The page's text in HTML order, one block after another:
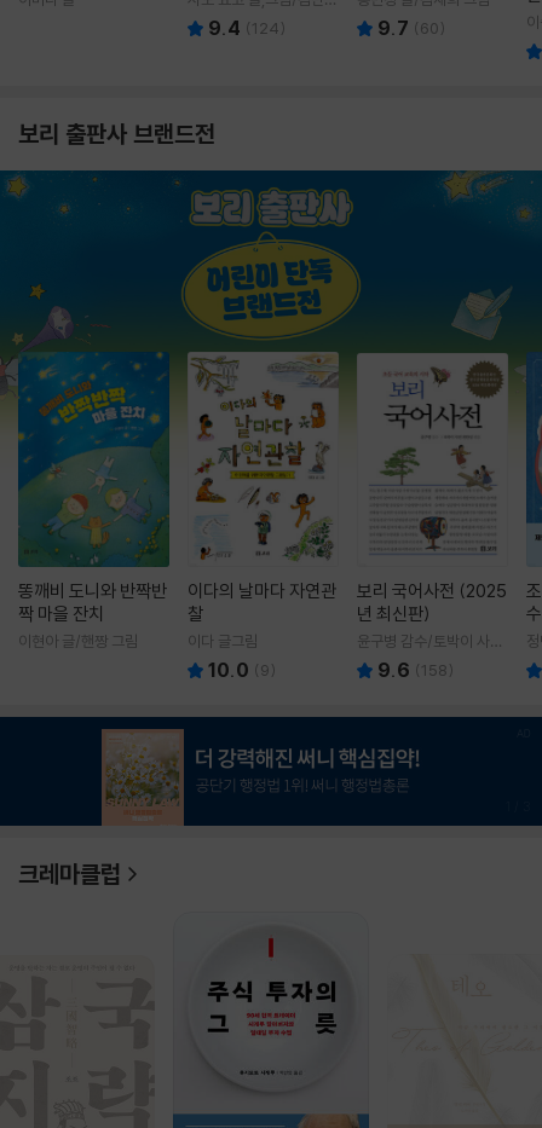
역 9.4 (124) 9.7 (60)
보리 출판사 브랜드전
똥깨비 도니와 반짝반
짝 마을 잔치
이현아 글/핸짱 그림
이다의 날마다 자연관
찰
이다 글그림
10.0 (9)
보리 국어사전 (2025
년 최신판)
윤구병 감수/토박이 사전
편찬실 편
9.6 (158)
크레마클럽